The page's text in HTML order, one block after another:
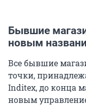
Бывшие
новым
Все бывшие
точки,
Inditex, до конца
новым